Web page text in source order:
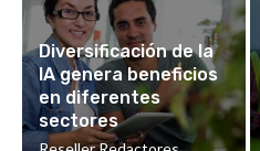
Diversificación de la
IA genera beneficios
en diferentes
sectores